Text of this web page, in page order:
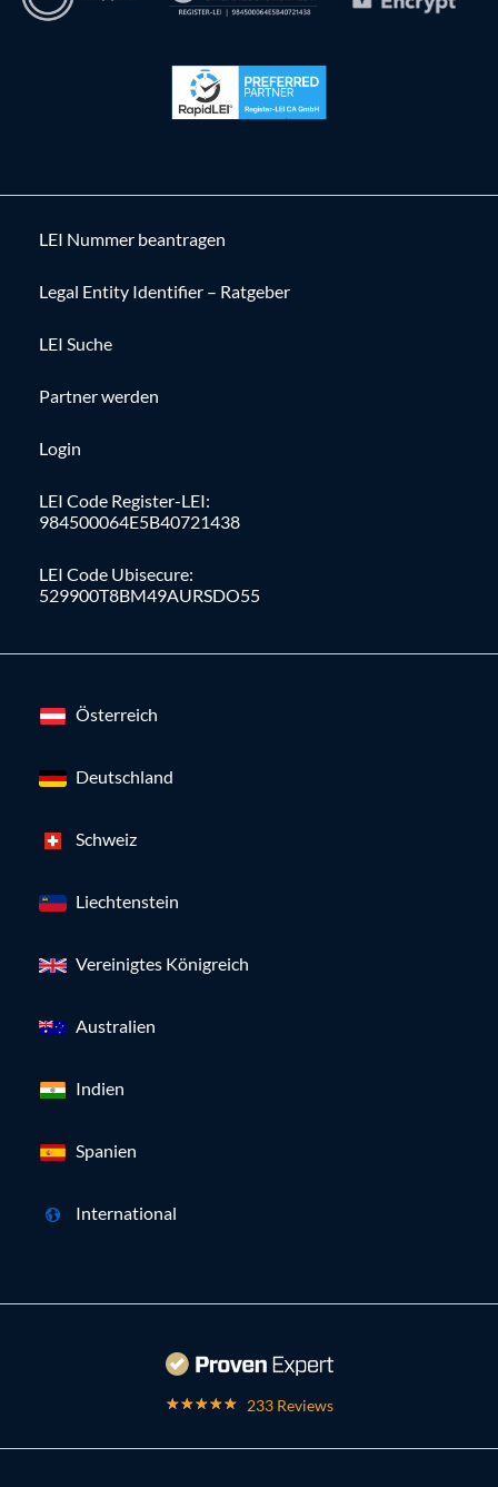
LEI Nummer beantragen
Legal Entity Identifier – Ratgeber
LEI Suche
Partner werden
Login
LEI Code Register-LEI:
984500064E5B40721438
LEI Code Ubisecure:
529900T8BM49AURSDO55
Österreich
Deutschland
Schweiz
Liechtenstein
Vereinigtes Königreich
Australien
Indien
Spanien
International
233 Reviews